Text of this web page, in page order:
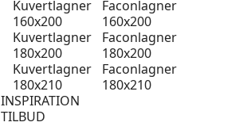
Kuvertlagner
160x200
Kuvertlagner
180x200
Kuvertlagner
180x210
Faconlagner
160x200
Faconlagner
180x200
Faconlagner
180x210
INSPIRATION
TILBUD